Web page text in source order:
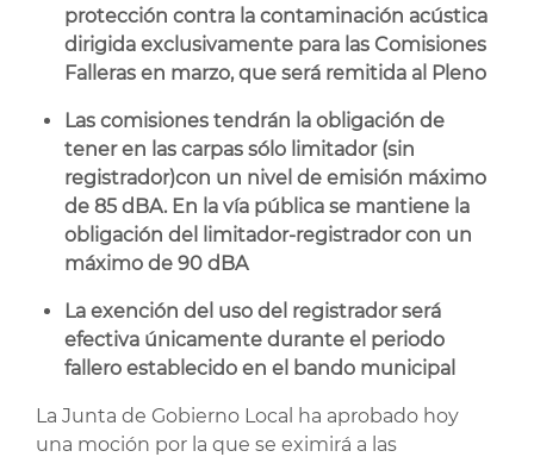
protección contra la contaminación acústica
dirigida exclusivamente para las Comisiones
Falleras en marzo, que será remitida al Pleno
Las comisiones tendrán la obligación de
tener en las carpas sólo limitador (sin
registrador)con un nivel de emisión máximo
de 85 dBA. En la vía pública se mantiene la
obligación del limitador-registrador con un
máximo de 90 dBA
La exención del uso del registrador será
efectiva únicamente durante el periodo
fallero establecido en el bando municipal
La Junta de Gobierno Local ha aprobado hoy
una moción por la que se eximirá a las